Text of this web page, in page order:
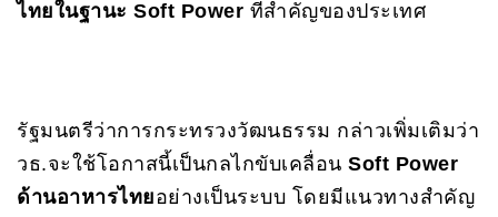
ไทยในฐานะ Soft Power ที่สำคัญของประเทศ
รัฐมนตรีว่าการกระทรวงวัฒนธรรม กล่าวเพิ่มเติมว่า
วธ.จะใช้โอกาสนี้เป็นกลไกขับเคลื่อน Soft Power
ด้านอาหารไทยอย่างเป็นระบบ โดยมีแนวทางสำคัญ